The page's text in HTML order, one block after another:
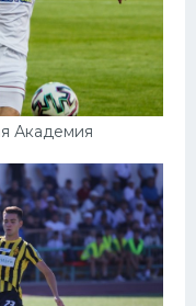
Академия